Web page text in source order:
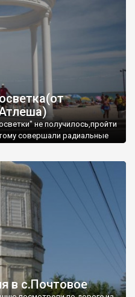
не получилось,пройти
совершали радиальные
в с.Почтовое